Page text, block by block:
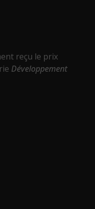
reçu le prix
Développement